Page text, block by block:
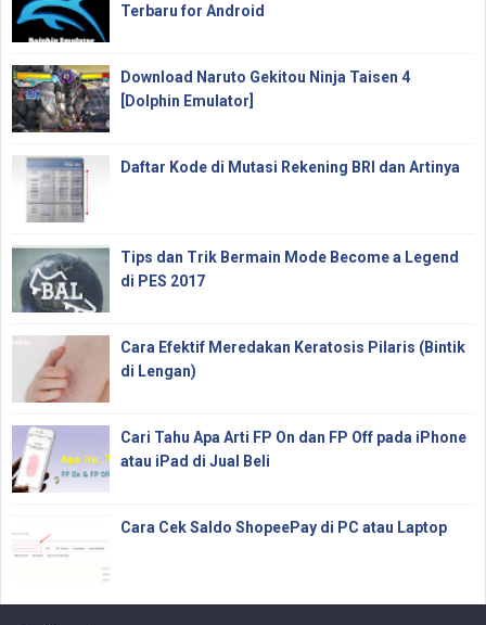
Terbaru for Android
Download Naruto Gekitou Ninja Taisen 4
[Dolphin Emulator]
Daftar Kode di Mutasi Rekening BRI dan Artinya
Tips dan Trik Bermain Mode Become a Legend
di PES 2017
Cara Efektif Meredakan Keratosis Pilaris (Bintik
di Lengan)
Cari Tahu Apa Arti FP On dan FP Off pada iPhone
atau iPad di Jual Beli
Cara Cek Saldo ShopeePay di PC atau Laptop